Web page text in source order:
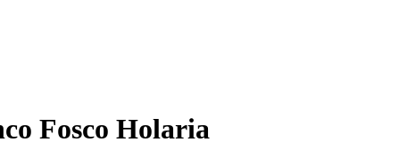
Fosco Holaria